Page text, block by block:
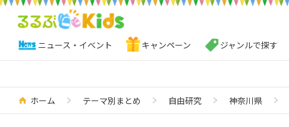
ニュース・イベント キャンペーン ジャンルで探す
ホーム テーマ別まとめ 自由研究 神奈川県